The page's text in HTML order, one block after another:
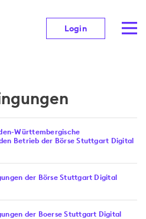
Login
Württembergische
Betrieb der Börse Stuttgart Digital
der Börse Stuttgart Digital
der Boerse Stuttgart Digital